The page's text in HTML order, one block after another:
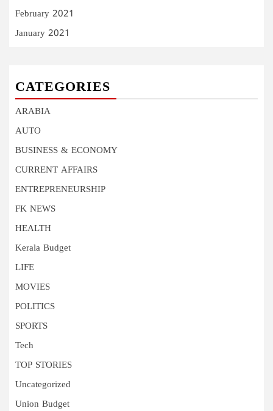
February 2021
January 2021
CATEGORIES
ARABIA
AUTO
BUSINESS & ECONOMY
CURRENT AFFAIRS
ENTREPRENEURSHIP
FK NEWS
HEALTH
Kerala Budget
LIFE
MOVIES
POLITICS
SPORTS
Tech
TOP STORIES
Uncategorized
Union Budget